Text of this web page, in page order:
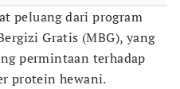
peluang dari program
Gratis (MBG), yang
permintaan terhadap
protein hewani.